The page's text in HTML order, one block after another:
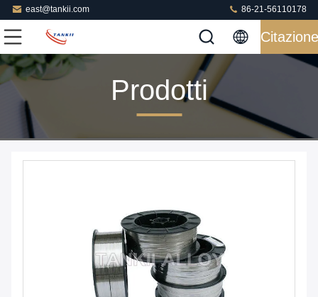
east@tankii.com 86-21-56110178
Citazione
Prodotti